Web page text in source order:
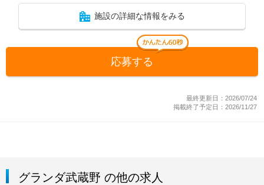
施設の詳細な情報をみる
応募する
最終更新日：2026/07/24
掲載終了予定日：2026/11/27
グランダ武蔵野 の他の求人